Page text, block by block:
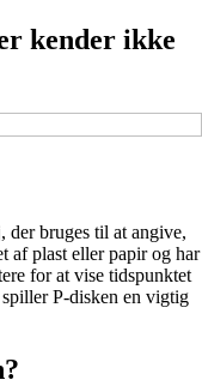
kender ikke
bruges til at angive,
af plast eller papir og har
for at vise tidspunktet
P-disken en vigtig